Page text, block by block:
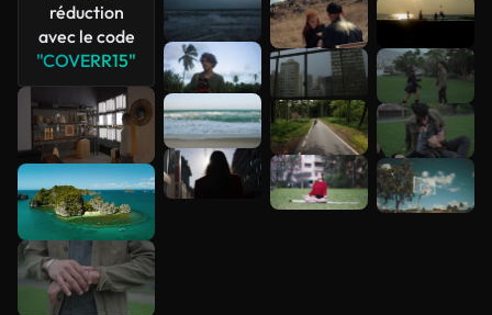
réduction
avec le code
"COVERR15"